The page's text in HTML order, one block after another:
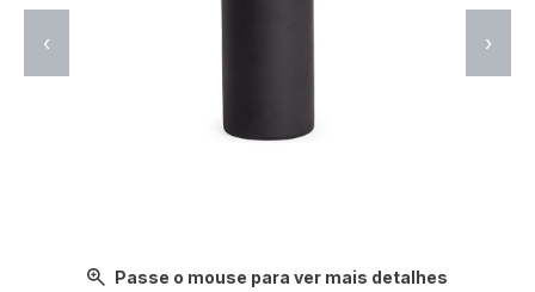
Passe o mouse para ver mais detalhes
‹ ›